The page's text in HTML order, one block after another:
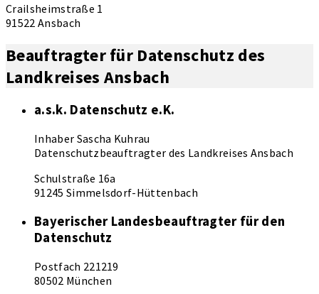
Crailsheimstraße 1
91522 Ansbach
Beauftragter für Datenschutz des
Landkreises Ansbach
a.s.k. Datenschutz e.K.
Inhaber Sascha Kuhrau
Datenschutzbeauftragter des Landkreises Ansbach
Schulstraße 16a
91245 Simmelsdorf-Hüttenbach
Bayerischer Landesbeauftragter für den
Datenschutz
Postfach 221219
80502 München